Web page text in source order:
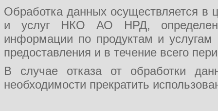
Обработка данных осуществляется в
и услуг НКО АО НРД, определения
информации по продуктам и
предоставления и в течение всего
В случае отказа от обработки
необходимости прекратить